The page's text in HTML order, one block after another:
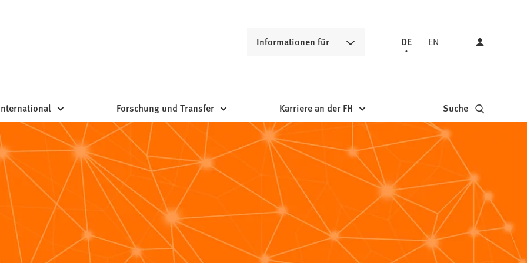
Informationen für DE EN
Forschung und Transfer Karriere an der FH Suche